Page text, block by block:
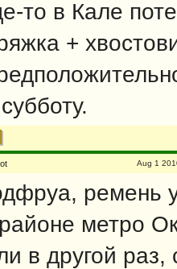
то в Кале
+
Aug 1
ремень
метро
в другой